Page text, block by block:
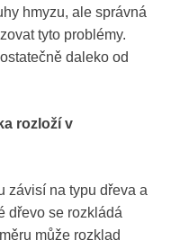
hmyzu, ale správná
tyto problémy.
daleko od
rozloží v
závisí na typu dřeva a
dřevo se rozkládá
může rozklad